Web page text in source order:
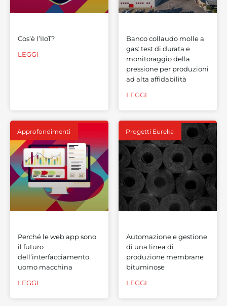
Cos’è l’IIoT?
LEGGI
Banco collaudo molle a
gas: test di durata e
monitoraggio della
pressione per produzioni
ad alta affidabilità
LEGGI
Approfondimenti
Perché le web app sono
il futuro
dell’interfacciamento
uomo macchina
LEGGI
Progetti Eureka
Automazione e gestione
di una linea di
produzione membrane
bituminose
LEGGI